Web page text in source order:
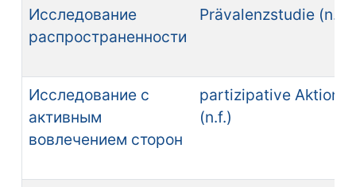
Исследование
распространенности
Prävalenzstudie (n.f.)
Исследование с
активным
вовлечением сторон
partizipative
(n.f.)